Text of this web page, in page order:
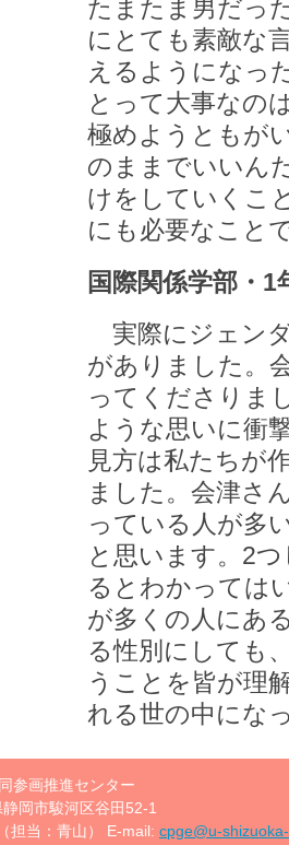
たまたま男だっ
にとても素敵な
えるようになっ
とって大事なの
極めようともが
のままでいいん
けをしていくこ
にも必要なこと
国際関係学部・1
実際にジェン
がありました。
ってくださりま
ような思いに衝
見方は私たちが
ました。会津さ
っている人が多
と思います。2
るとわかっては
が多くの人にあ
る性別にしても
うことを皆が理
れる世の中にな
参画推進センター
岡市駿河区谷田52-1
担当：青山） E-mail: cpge@u-